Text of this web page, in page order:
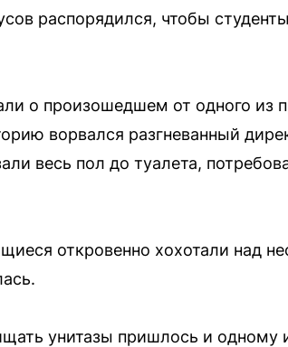
распорядился, чтобы
о произошедшем от одного из
ворвался разгневанный
весь пол до туалета,
откровенно хохотали над
унитазы пришлось и одному